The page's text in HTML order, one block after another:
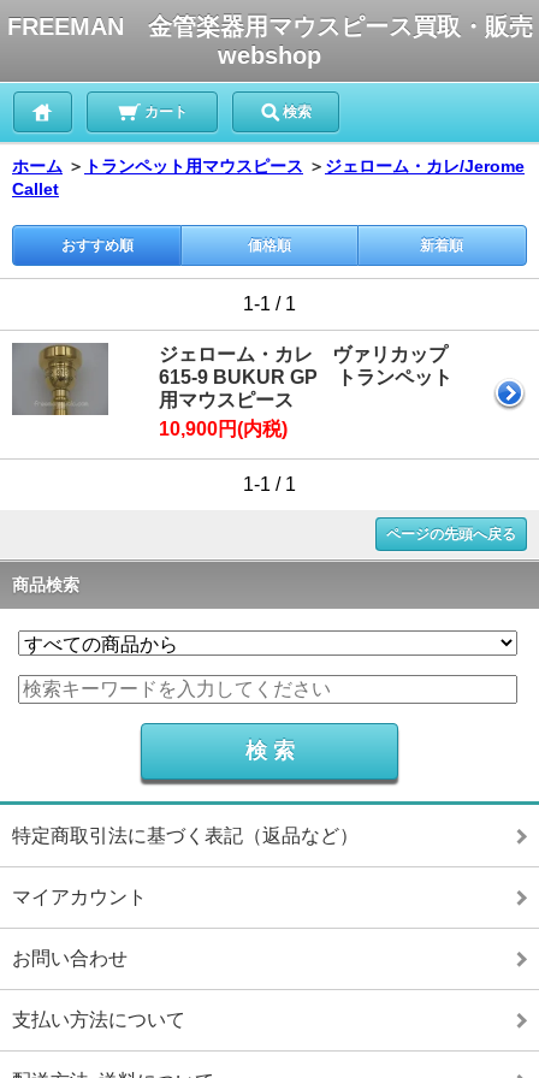
FREEMAN 金管楽器用マウスピース買取・販売
webshop
カート 検索
ホーム ＞ トランペット用マウスピース ＞ ジェローム・カレ/Jerome
Callet
おすすめ順 価格順 新着順
1-1 / 1
ジェローム・カレ ヴァリカップ
615-9 BUKUR GP トランペット
用マウスピース
10,900円(内税)
1-1 / 1
ページの先頭へ戻る
商品検索
特定商取引法に基づく表記（返品など）
マイアカウント
お問い合わせ
支払い方法について